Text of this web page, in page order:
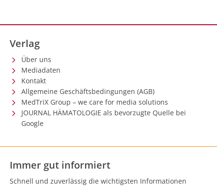
Verlag
Über uns
Mediadaten
Kontakt
Allgemeine Geschäftsbedingungen (AGB)
MedTriX Group – we care for media solutions
JOURNAL HÄMATOLOGIE als bevorzugte Quelle bei
Google
Immer gut informiert
Schnell und zuverlässig die wichtigsten Informationen